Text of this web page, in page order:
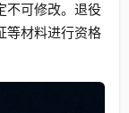
不可修改。退役
等材料进行资格